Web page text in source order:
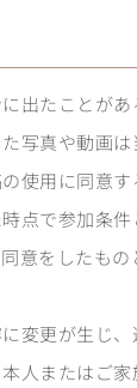
出たことがあ
写真や動画
使用に同意す
点で参加条
意をしたもの
変更が生じ
人またはご